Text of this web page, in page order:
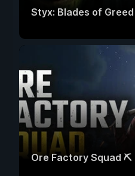
Styx: Blades of Greed
Ore Factory Squad ⛏️